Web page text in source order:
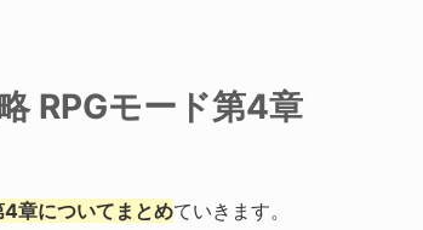
RPGモード第4章
章についてまとめていきます。